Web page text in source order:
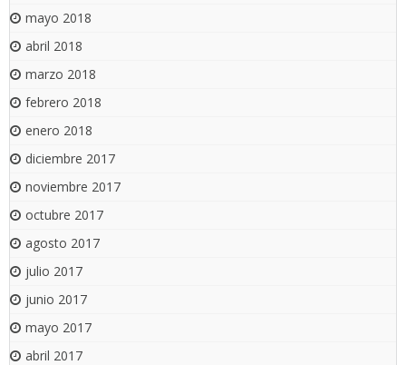
mayo 2018
abril 2018
marzo 2018
febrero 2018
enero 2018
diciembre 2017
noviembre 2017
octubre 2017
agosto 2017
julio 2017
junio 2017
mayo 2017
abril 2017